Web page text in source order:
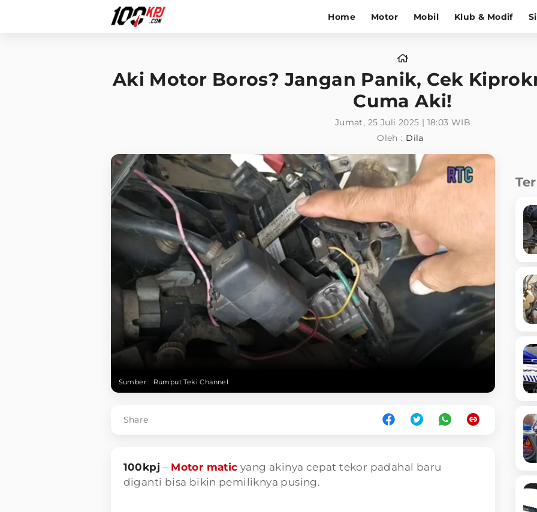
Home Motor Mobil Klub & Modif
Aki Motor Boros? Jangan Panik, Cek
Cuma Aki!
Jumat, 25 Juli 2025 | 18:03 WIB
Oleh : Dila
Sumber : Rumput Teki Channel
Share
100kpj– Motor matic yang akinya cepat tekor padahal baru
diganti bisa bikin pemiliknya pusing.